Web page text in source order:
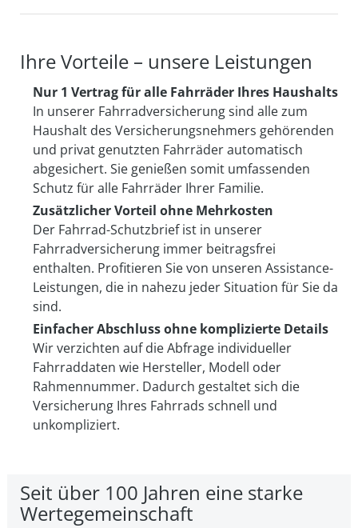
Ihre Vorteile – unsere Leistungen
Nur 1 Vertrag für alle Fahrräder Ihres Haushalts
In unserer Fahrradversicherung sind alle zum
Haushalt des Versicherungsnehmers gehörenden
und privat genutzten Fahrräder automatisch
abgesichert. Sie genießen somit umfassenden
Schutz für alle Fahrräder Ihrer Familie.
Zusätzlicher Vorteil ohne Mehrkosten
Der Fahrrad-Schutzbrief ist in unserer
Fahrradversicherung immer beitragsfrei
enthalten. Profitieren Sie von unseren Assistance-
Leistungen, die in nahezu jeder Situation für Sie da
sind.
Einfacher Abschluss ohne komplizierte Details
Wir verzichten auf die Abfrage individueller
Fahrraddaten wie Hersteller, Modell oder
Rahmennummer. Dadurch gestaltet sich die
Versicherung Ihres Fahrrads schnell und
unkompliziert.
Seit über 100 Jahren eine starke
Wertegemeinschaft